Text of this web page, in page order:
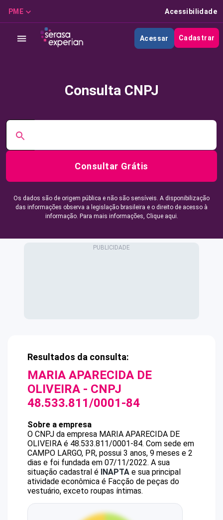
PME Acessibilidade
Acessar Cadastrar
Consulta CNPJ
Consultar Grátis
Os dados são de origem pública e não são sensíveis. A disponibilização
das informações observa a legislação brasileira e o direito de acesso à
informação. Para mais informações, Clique aqui.
Resultados da consulta:
MARIA APARECIDA DE
OLIVEIRA - CNPJ
48.533.811/0001-84
Sobre a empresa
O CNPJ da empresa MARIA APARECIDA DE
OLIVEIRA é 48.533.811/0001-84. Com sede em
CAMPO LARGO, PR, possui 3 anos, 9 meses e 2
dias e foi fundada em 07/11/2022. A sua
situação cadastral é INAPTA e sua principal
atividade econômica é Facção de peças do
vestuário, exceto roupas íntimas.